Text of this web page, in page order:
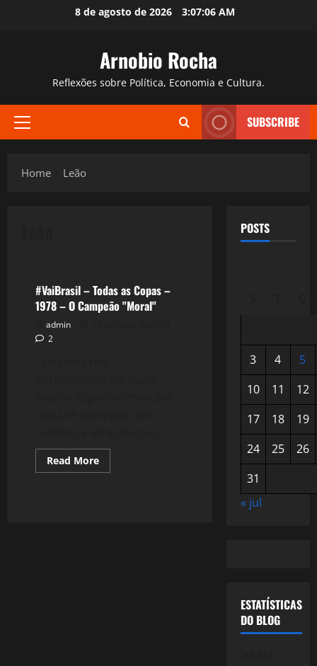
8 de agosto de 2026 3:07:07 AM
Arnobio Rocha
Reflexões sobre Política, Economia e Cultura.
Primary
SUBSCRIBE
Home Leão
#VaiBrasil – Todas as Copas –
1978 – O Campeão "Moral"
admin
2
Read MoreRead
more
POSTS
3 4
5
10
11
12
17
18
19
24
25
26
31
« jul
ESTATÍSTICAS
DO BLOG